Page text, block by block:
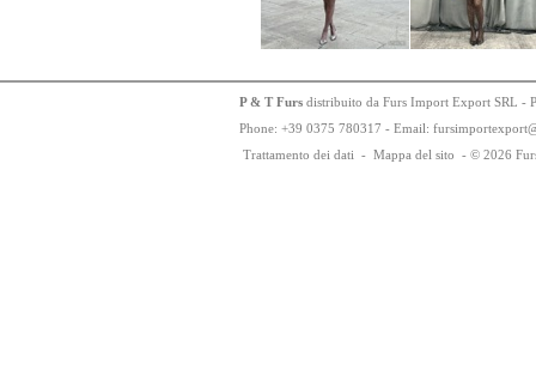
P & T Furs distribuito da Furs Import Export SRL -
Phone: +39 0375 780317 - Email: fursimportexport
Trattamento dei dati - Mappa del sito - © 2026